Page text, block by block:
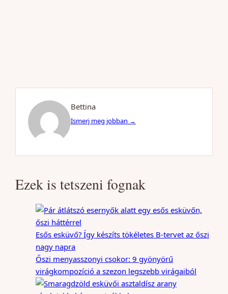
Bettina
Ismerj meg jobban →
Ezek is tetszeni fognak
Esős esküvő? Így készíts tökéletes B-tervet az őszi
nagy napra
Őszi menyasszonyi csokor: 9 gyönyörű
virágkompozíció a szezon legszebb virágaiból